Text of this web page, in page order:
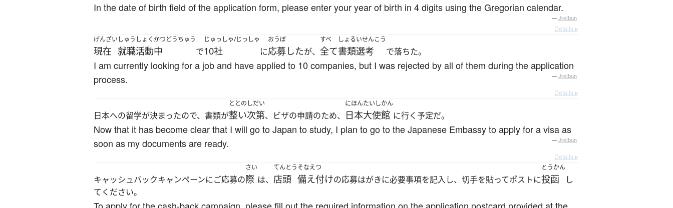
In the date of birth field of the application form, please enter your year of birth in 4 digits using the Gregorian calendar.
— Jreibun
Details ▸
げんざい
現在
しゅうしょくかつどうちゅう
就職活動中 で
じゅっしゃ/じっしゃ
10社 に
おうぼ
応募したが、
すべ
全て
しょるいせんこう
書類選考 で落ちた。
I am currently looking for a job and have applied to 10 companies, but I was rejected by all of them during the application
process.
— Jreibun
Details ▸
日本への留学が決まったので、書類が
ととの
整い
しだい
次第、ビザの申請のため、
にほんたいしかん
日本大使館 に行く予定だ。
Now that it has become clear that I will go to Japan to study, I plan to go to the Japanese Embassy to apply for a visa as
soon as my documents are ready.
— Jreibun
Details ▸
キャッシュバックキャンペーンにご応募の
さい
際 は、
てんとう
店頭
そなえつ
備え付けの応募はがきに必要事項を記入し、切手を貼ってポストに
とうかん
投函
し
てください。